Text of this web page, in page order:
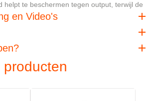
helpt te beschermen tegen output, terwijl de
te verwijderen is.
dat dit ten koste gaat van de interne of
van de huidplaat.
spijsverteringsenzymen in aanraking
huid, helpt pH buffering bij het
milieu voor spijsverteringsenzymen.
en Video's